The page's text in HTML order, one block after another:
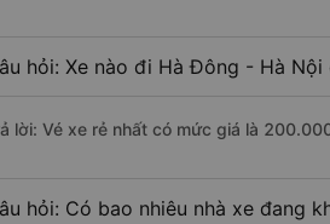
hỏi: Xe nào đi Hà Đông - Hà Nội
lời: Vé xe rẻ nhất có mức giá là
hỏi: Có bao nhiêu nhà xe đang